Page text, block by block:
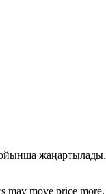
жаңартылады.
may move price more.